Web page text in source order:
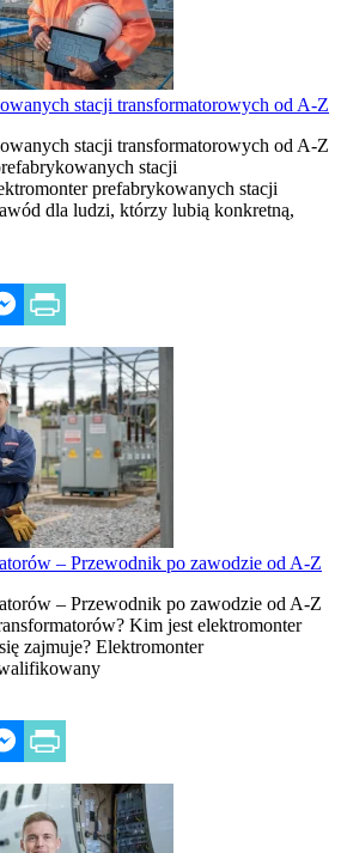
stacji transformatorowych od A-Z
stacji transformatorowych od A-Z
stacji
prefabrykowanych stacji
dla ludzi, którzy lubią konkretną,
– Przewodnik po zawodzie od A-Z
– Przewodnik po zawodzie od A-Z
Kim jest elektromonter
zajmuje? Elektromonter